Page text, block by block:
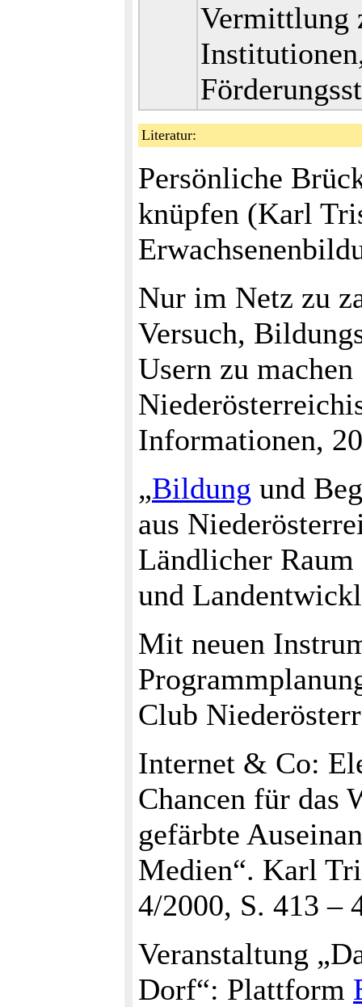
Vermittlung
Literatur:
Persönliche
knüpfen (Karl
Nur im Netz zu
Versuch,
Usern zu
Informationen,
„Bildung und
aus
Ländlicher
und
Mit neuen
Club
Internet & Co:
Chancen für das
gefärbte
Medien“. Karl
4/2000, S. 413 –
Veranstaltung
Dorf“: Plattform